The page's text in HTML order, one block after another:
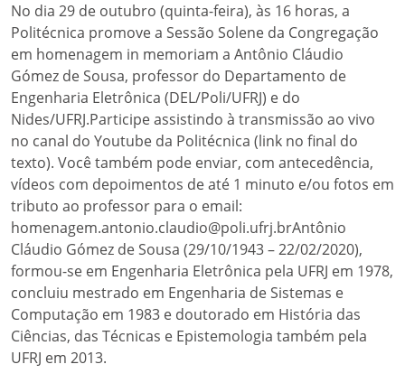
No dia 29 de outubro (quinta-feira), às 16 horas, a
Politécnica promove a Sessão Solene da Congregação
em homenagem in memoriam a Antônio Cláudio
Gómez de Sousa, professor do Departamento de
Engenharia Eletrônica (DEL/Poli/UFRJ) e do
Nides/UFRJ.Participe assistindo à transmissão ao vivo
no canal do Youtube da Politécnica (link no final do
texto). Você também pode enviar, com antecedência,
vídeos com depoimentos de até 1 minuto e/ou fotos em
tributo ao professor para o email:
homenagem.antonio.claudio@poli.ufrj.brAntônio
Cláudio Gómez de Sousa (29/10/1943 – 22/02/2020),
formou-se em Engenharia Eletrônica pela UFRJ em 1978,
concluiu mestrado em Engenharia de Sistemas e
Computação em 1983 e doutorado em História das
Ciências, das Técnicas e Epistemologia também pela
UFRJ em 2013.